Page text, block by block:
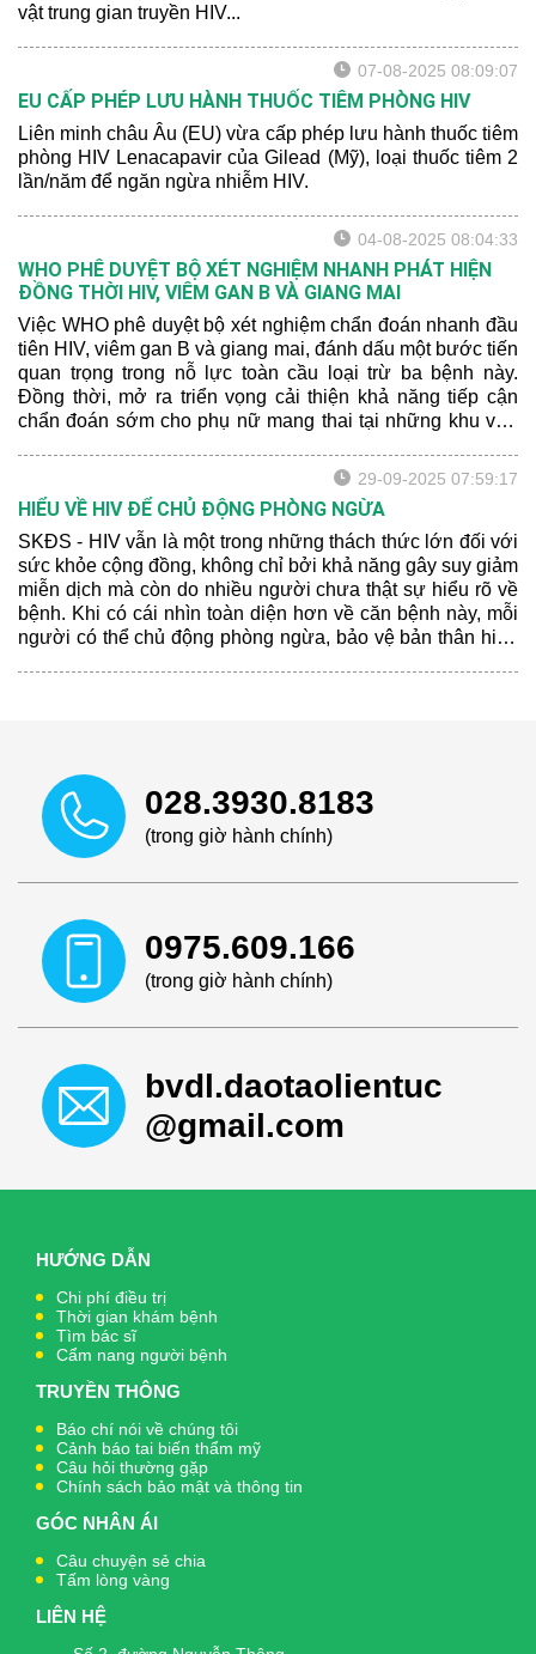
vật trung gian truyền HIV...
07-08-2025 08:09:07
EU CẤP PHÉP LƯU HÀNH THUỐC TIÊM PHÒNG HIV
Liên minh châu Âu (EU) vừa cấp phép lưu hành thuốc tiêm
phòng HIV Lenacapavir của Gilead (Mỹ), loại thuốc tiêm 2
lần/năm để ngăn ngừa nhiễm HIV.
04-08-2025 08:04:33
WHO PHÊ DUYỆT BỘ XÉT NGHIỆM NHANH PHÁT HIỆN
ĐỒNG THỜI HIV, VIÊM GAN B VÀ GIANG MAI
Việc WHO phê duyệt bộ xét nghiệm chẩn đoán nhanh đầu
tiên HIV, viêm gan B và giang mai, đánh dấu một bước tiến
quan trọng trong nỗ lực toàn cầu loại trừ ba bệnh này.
Đồng thời, mở ra triển vọng cải thiện khả năng tiếp cận
chẩn đoán sớm cho phụ nữ mang thai tại những khu vực
29-09-2025 07:59:17
HIỂU VỀ HIV ĐỂ CHỦ ĐỘNG PHÒNG NGỪA
SKĐS - HIV vẫn là một trong những thách thức lớn đối với
sức khỏe cộng đồng, không chỉ bởi khả năng gây suy giảm
miễn dịch mà còn do nhiều người chưa thật sự hiểu rõ về
bệnh. Khi có cái nhìn toàn diện hơn về căn bệnh này, mỗi
người có thể chủ động phòng ngừa, bảo vệ bản thân hiệu
028.3930.8183
(trong giờ hành chính)
0975.609.166
(trong giờ hành chính)
bvdl.daotaolientuc
@gmail.com
HƯỚNG DẪN
Chi phí điều trị
Thời gian khám bệnh
Tìm bác sĩ
Cẩm nang người bệnh
TRUYỀN THÔNG
Báo chí nói về chúng tôi
Cảnh báo tai biến thẩm mỹ
Câu hỏi thường gặp
Chính sách bảo mật và thông tin
GÓC NHÂN ÁI
Câu chuyện sẻ chia
Tấm lòng vàng
LIÊN HỆ